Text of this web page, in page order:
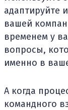
адаптируйте
вашей
временем у
вопросы,
именно в
А когда
командного